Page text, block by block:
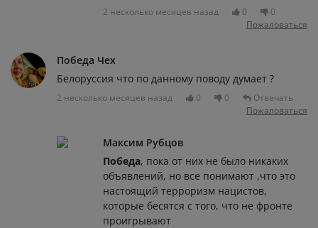
2 несколько месяцев назад 0
0
Пожаловаться
Победа Чех
Белоруссия что по данному поводу думает ?
2 несколько месяцев назад 0 0
Отвечать
Пожаловаться
Максим Рубцов
Победа, пока от них не было никаких
объявлений, но все понимают ,что это
настоящий терроризм нацистов,
которые бесятся с того, что не фронте
проигрывают